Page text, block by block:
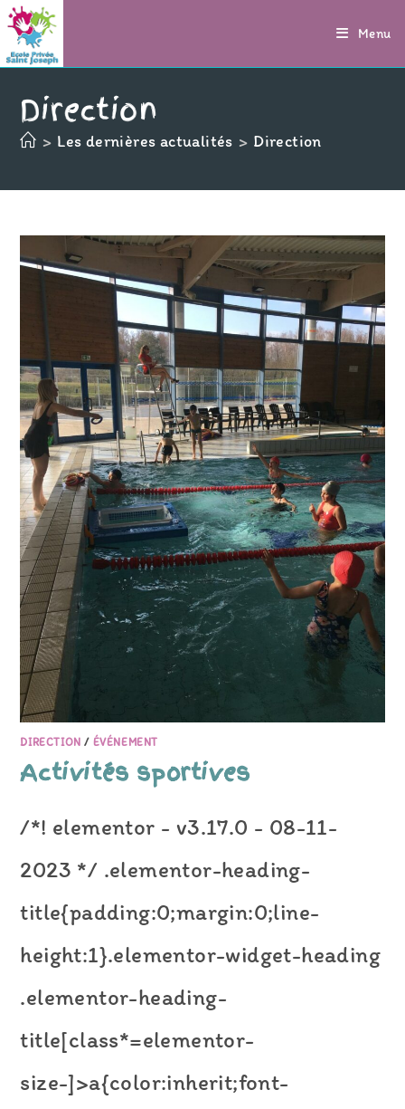
Skip
content
Menu
Direction
> Les dernières actualités > Direction
DIRECTION / ÉVÉNEMENT
Activités sportives
/*! elementor - v3.17.0 - 08-11-
2023 */ .elementor-heading-
title{padding:0;margin:0;line-
height:1}.elementor-widget-heading
.elementor-heading-
title[class*=elementor-
size-]>a{color:inherit;font-